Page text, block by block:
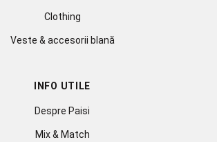
Clothing
Veste & accesorii blană
INFO UTILE
Despre Paisi
Mix & Match